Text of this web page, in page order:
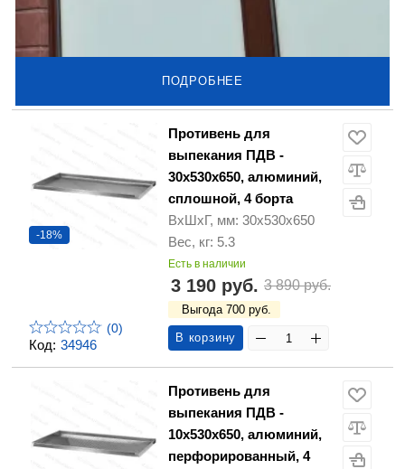
ПОДРОБНЕЕ
Код: 34946
-18%
(0)
Противень для
выпекания ПДВ -
30х530х650, алюминий,
сплошной, 4 борта
ВхШхГ, мм: 30х530х650
Вес, кг: 5.3
Есть в наличии
3 190 руб. 3 890 руб.
Выгода 700 руб.
В корзину
Противень для
выпекания ПДВ -
10х530х650, алюминий,
перфорированный, 4